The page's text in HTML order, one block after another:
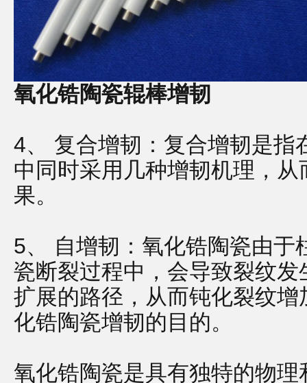
氧化锆陶瓷辊棒增韧
4、
复合增韧：复合增韧是指
中同时采用几种增韧机理，
果。
5、
自增韧：氧化锆陶瓷由
瓷断裂过程中，会导致裂纹
扩展的路径，从而钝化裂纹
化锆陶瓷增韧的目的。
氧化锆陶瓷是具有独特的物